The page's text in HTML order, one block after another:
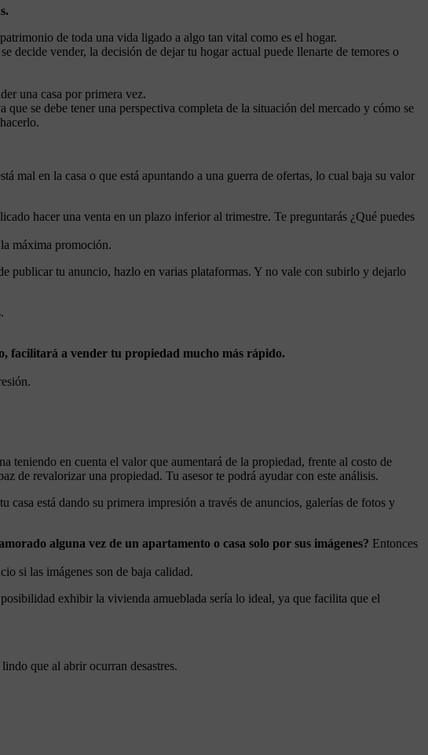
de toda una vida ligado a algo tan vital como es el hogar.
decide vender, la decisión de dejar tu hogar actual puede llenarte de temores o
una casa por primera vez.
que se debe tener una perspectiva completa de la situación del mercado y cómo se
mal en la casa o que está apuntando a una guerra de ofertas, lo cual baja su valor
hacer una venta en un plazo inferior al trimestre. Te preguntarás ¿Qué puedes
máxima promoción.
publicar tu anuncio, hazlo en varias plataformas. Y no vale con subirlo y dejarlo
facilitará a vender tu propiedad mucho más rápido.
teniendo en cuenta el valor que aumentará de la propiedad, frente al costo de
de revalorizar una propiedad. Tu asesor te podrá ayudar con este análisis.
casa está dando su primera impresión a través de anuncios, galerías de fotos y
alguna vez de un apartamento o casa solo por sus imágenes? Entonces
si las imágenes son de baja calidad.
exhibir la vivienda amueblada sería lo ideal, ya que facilita que el
que al abrir ocurran desastres.